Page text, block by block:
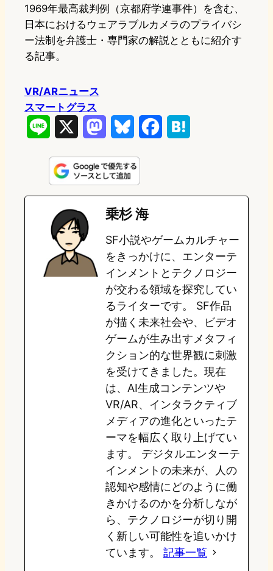
1969年最高裁判例（京都府学連事件）を含む、
日本におけるウェアラブルカメラのプライバシ
ー法制を弁護士・専門家の解説とともに紹介す
る記事。
VR/ARニュース
スマートグラス
n
e
s
t
o
d
o
n
u
e
s
k
y
e
o
o
k
e
a
乗杉 海
SF小説やゲームカルチャー
をきっかけに、エンターテ
インメントとテクノロジー
が交わる領域を探究してい
るライターです。 SF作品
が描く未来社会や、ビデオ
ゲームが生み出すメタフィ
クション的な世界観に刺激
を受けてきました。現在
は、AI生成コンテンツや
VR/AR、インタラクティブ
メディアの進化といったテ
ーマを幅広く取り上げてい
ます。 デジタルエンターテ
インメントの未来が、人の
認知や感情にどのように働
きかけるのかを分析しなが
ら、テクノロジーが切り開
く新しい可能性を追いかけ
ています。 記事一覧